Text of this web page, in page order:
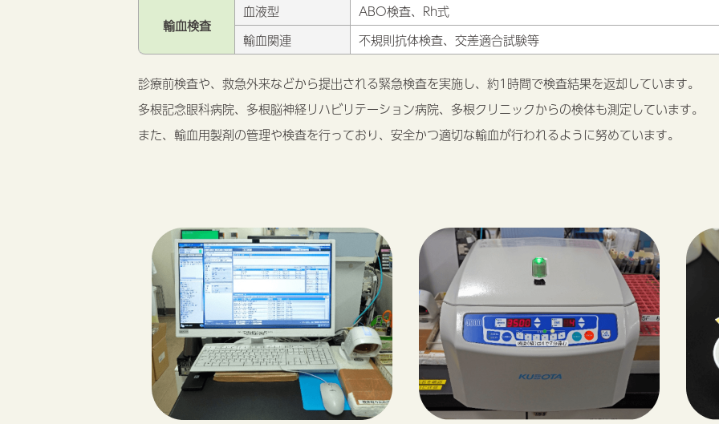
輸血検査
血液型
ABO検査、Rh式
輸血関連
不規則抗体検査、交差適合試験等
診療前検査や、救急外来などから提出される緊急検査を実施し、約1時間で検査結果を返却しています。
多根記念眼科病院、多根脳神経リハビリテーション病院、多根クリニックからの検体も測定しています。
また、輸血用製剤の管理や検査を行っており、安全かつ適切な輸血が行われるように努めています。